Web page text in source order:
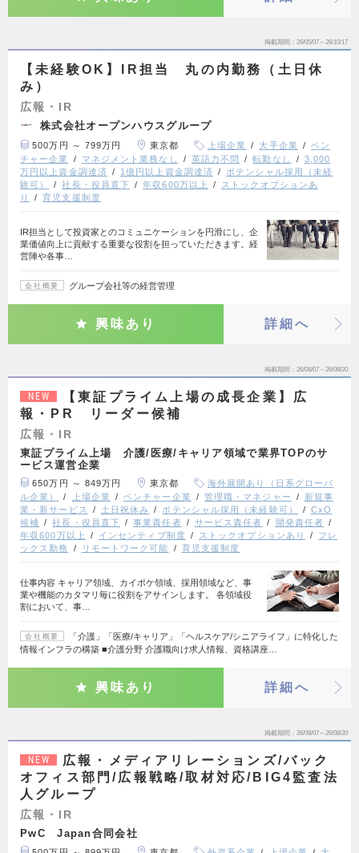
掲載期間 26/05/07～26/10/17
【未経験OK】IR担当 丸の内勤務（土日休
み）
広報・IR
株式会社オープンハウスグループ
500万円 ～ 799万円 東京都 上場企業 大手企業
ベン
チャー企業
マネジメント業務なし 英語力不問 転勤なし
3,000
万円以上資金調達済
1億円以上資金調達済
ポテンシャル採用（未経
験可）
社長・役員直下 年収600万以上
ストックオプションあ
り
育児支援制度
IR担当として投資家とのコミュニケーションを円滑にし、企
業価値向上に貢献する重要な役割を担っていただきます。経
営陣や各事…
会社概要 グループ会社等の経営管理
興味あり 詳細へ
掲載期間 26/08/07～26/08/20
NEW
【東証プライム上場の成長企業】広
報・PR リーダー候補
広報・IR
東証プライム上場 介護/医療/キャリア領域で業界TOPのサ
ービス運営企業
650万円 ～ 849万円 東京都
海外展開あり（日系グローバ
ル企業）
上場企業 ベンチャー企業 管理職・マネジャー
新規事
業・新サービス
土日祝休み ポテンシャル採用（未経験可）
CxO
候補
社長・役員直下 事業責任者 サービス責任者
開発責任者
年収600万以上
インセンティブ制度 ストックオプションあり
フレ
ックス勤務
リモートワーク可能 育児支援制度
仕事内容 キャリア領域、カイポケ領域、採用領域など、事
業や機能のカタマリ毎に役割をアサインします。 各領域役
割において、事…
会社概要
「介護」「医療/キャリア」「ヘルスケア/シニアライフ」に特化した
情報インフラの構築 ■介護分野 介護職向け求人情報、資格講座…
興味あり 詳細へ
掲載期間 26/08/07～26/08/20
NEW
広報・メディアリレーションズ/バック
オフィス部門/広報戦略/取材対応/BIG4監査法
人グループ
広報・IR
PwC Japan合同会社